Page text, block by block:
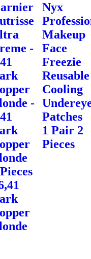
-
-
Nyx
Makeup
Face
Freezie
Reusable
Cooling
Patches
1 Pair 2
Pieces